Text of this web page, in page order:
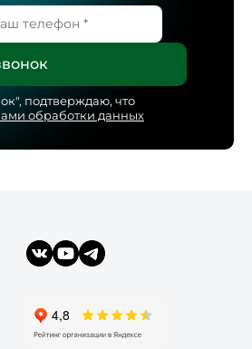
", подтверждаю, что
обработки данных